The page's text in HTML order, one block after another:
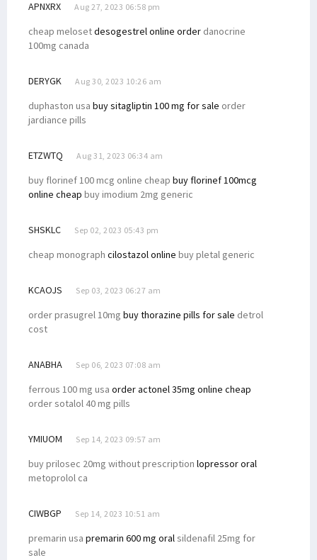
APNXRX Aug 27, 2023 06:58 pm
cheap melosetdesogestrel online order danocrine
100mg canada
DERYGK Aug 30, 2023 10:26 am
duphaston usa buy sitagliptin 100 mg for sale order
jardiance pills
ETZWTQ Aug 31, 2023 06:34 am
buy florinef 100 mcg online cheap buy florinef 100mcg
online cheap buy imodium 2mg generic
SHSKLC Sep 02, 2023 05:43 pm
cheap monograph cilostazol online buy pletal generic
KCAOJS Sep 03, 2023 06:27 am
order prasugrel 10mg buy thorazine pills for sale detrol
cost
ANABHA Sep 06, 2023 07:08 am
ferrous 100 mg usa order actonel 35mg online cheap
order sotalol 40 mg pills
YMIUOM Sep 14, 2023 09:57 am
buy prilosec 20mg without prescription lopressor oral
metoprolol ca
CIWBGP Sep 14, 2023 10:51 am
premarin usa premarin 600 mg oralsildenafil 25mg for
sale